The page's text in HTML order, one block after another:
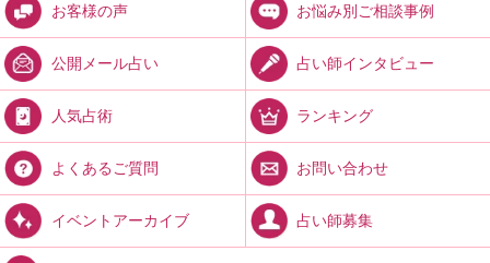
お客様の声 お悩み別ご相談事例
公開メール占い 占い師インタビュー
人気占術 ランキング
よくあるご質問 お問い合わせ
イベントアーカイブ 占い師募集